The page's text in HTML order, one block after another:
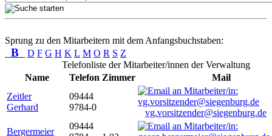
Sprung zu den Mitarbeitern mit dem Anfangsbuchstaben:
B D F G H K L M O R S Z
Telefonliste der Mitarbeiter/innen der Verwaltung
Name
Telefon Zimmer
Mail
Zeitler
Gerhard
09444
9784-0
vg.vorsitzender@siegenburg.de
Bergermeier
09444